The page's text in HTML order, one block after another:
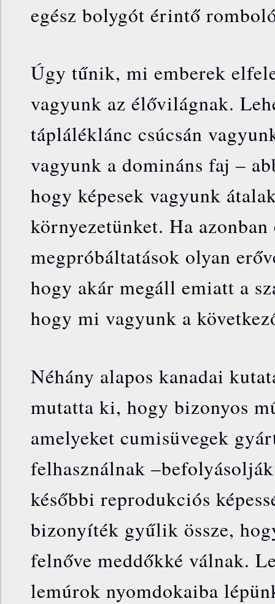
egész bolygót érintő
Úgy tűnik, mi emberek
vagyunk az élővilágnak.
tápláléklánc csúcsán
vagyunk a domináns faj –
hogy képesek vagyunk
környezetünket. Ha azonban
megpróbáltatások olyan
hogy akár megáll emiatt a
hogy mi vagyunk a
Néhány alapos kanadai
mutatta ki, hogy bizonyos
amelyeket cumisüvegek
felhasználnak
későbbi reprodukciós
bizonyíték gyűlik össze,
felnőve meddőkké válnak.
lemúrok nyomdokaiba